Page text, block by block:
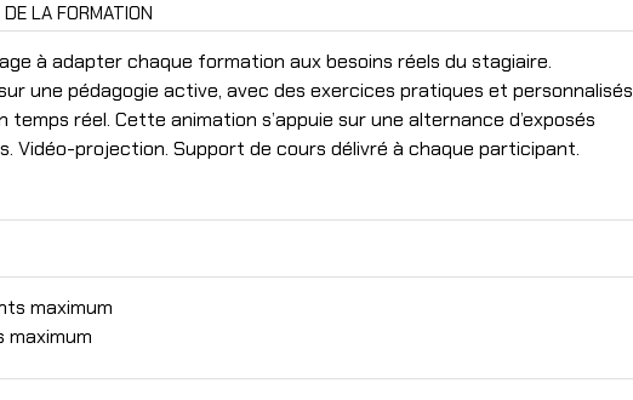
LA FORMATION
à adapter chaque formation aux besoins réels du stagiaire.
une pédagogie active, avec des exercices pratiques et personnalisés
temps réel. Cette animation s’appuie sur une alternance d’exposés
Vidéo-projection. Support de cours délivré à chaque participant.
maximum
maximum